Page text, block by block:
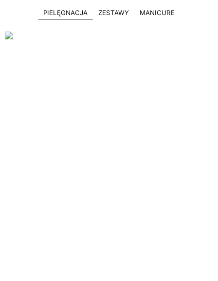
PIELĘGNACJA ZESTAWY MANICURE